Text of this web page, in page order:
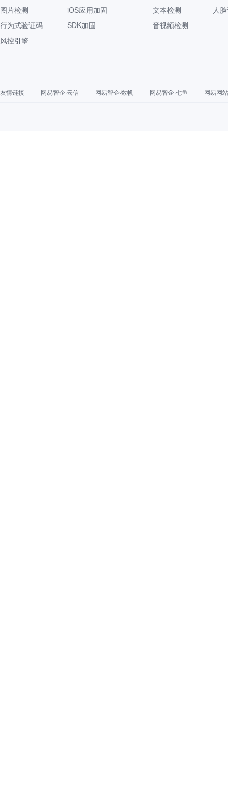
图片检测
行为式验证码
风控引擎
iOS应用加固
SDK加固
文本检测
音视频检测
人
友情链接 网易智企·云信 网易智企·数帆 网易智企·七鱼 网易网